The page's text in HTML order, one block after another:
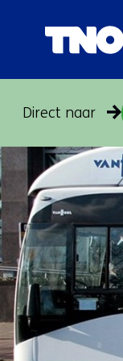
Direct naar